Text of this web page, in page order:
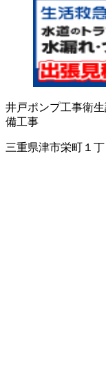
井戸ポンプ工事衛
備工事
三重県津市栄町１丁